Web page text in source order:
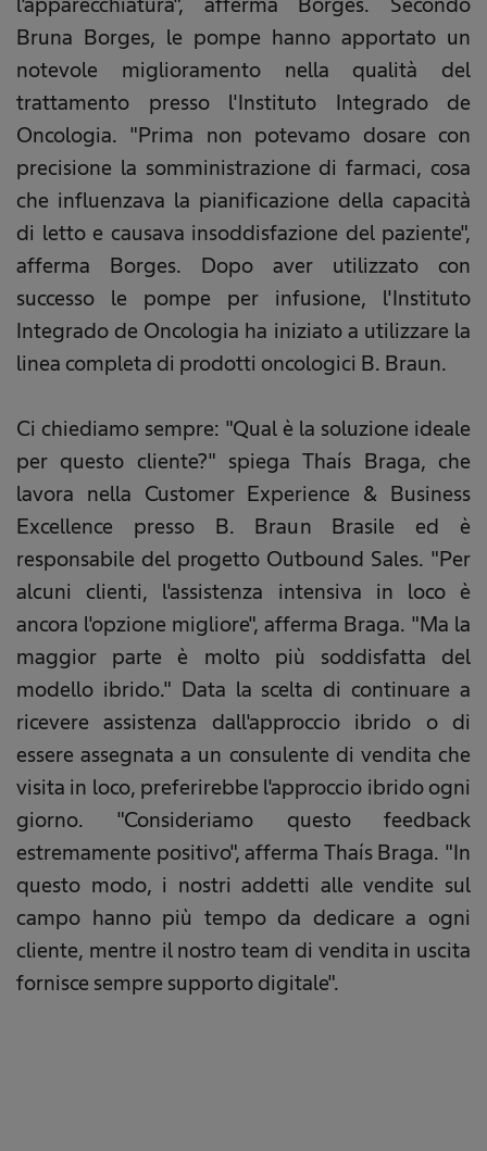
l'apparecchiatura", afferma Borges. Secondo
Bruna Borges, le pompe hanno apportato un
notevole miglioramento nella qualità del
trattamento presso l'Instituto Integrado de
Oncologia. "Prima non potevamo dosare con
precisione la somministrazione di farmaci, cosa
che influenzava la pianificazione della capacità
di letto e causava insoddisfazione del paziente",
afferma Borges. Dopo aver utilizzato con
successo le pompe per infusione, l'Instituto
Integrado de Oncologia ha iniziato a utilizzare la
linea completa di prodotti oncologici B. Braun.
Ci chiediamo sempre: "Qual è la soluzione ideale
per questo cliente?" spiega Thaís Braga, che
lavora nella Customer Experience & Business
Excellence presso B. Braun Brasile ed è
responsabile del progetto Outbound Sales. "Per
alcuni clienti, l'assistenza intensiva in loco è
ancora l'opzione migliore", afferma Braga. "Ma la
maggior parte è molto più soddisfatta del
modello ibrido." Data la scelta di continuare a
ricevere assistenza dall'approccio ibrido o di
essere assegnata a un consulente di vendita che
visita in loco, preferirebbe l'approccio ibrido ogni
giorno. "Consideriamo questo feedback
estremamente positivo", afferma Thaís Braga. "In
questo modo, i nostri addetti alle vendite sul
campo hanno più tempo da dedicare a ogni
cliente, mentre il nostro team di vendita in uscita
fornisce sempre supporto digitale".